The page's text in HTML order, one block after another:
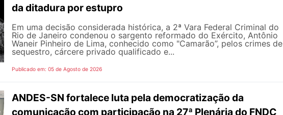
da ditadura por estupro
Em uma decisão considerada histórica, a 2ª Vara Federal Criminal do
Rio de Janeiro condenou o sargento reformado do Exército, Antônio
Waneir Pinheiro de Lima, conhecido como "Camarão”, pelos crimes de
sequestro, cárcere privado qualificado e...
Publicado em: 05 de Agosto de 2026
ANDES-SN fortalece luta pela democratização da
comunicação com participação na 27ª Plenária do FNDC